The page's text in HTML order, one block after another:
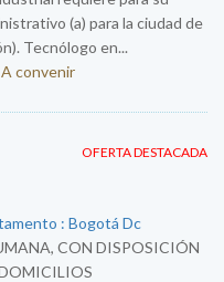
(a) para la ciudad de
Tecnólogo en...
convenir
OFERTA DESTACADA
: Bogotá Dc
CON DISPOSICIÓN